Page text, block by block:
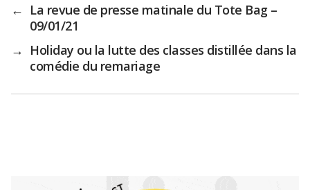
← La revue de presse matinale du Tote Bag –
09/01/21
→ Holiday ou la lutte des classes distillée dans la
comédie du remariage